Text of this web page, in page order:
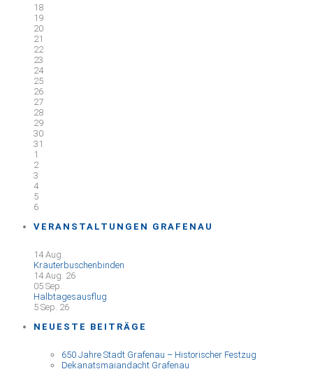
18
19
20
21
22
23
24
25
26
27
28
29
30
31
1
2
3
4
5
6
VERANSTALTUNGEN GRAFENAU
14 Aug.
Kräuterbuschenbinden
14 Aug. 26
05 Sep.
Halbtagesausflug
5 Sep. 26
NEUESTE BEITRÄGE
650 Jahre Stadt Grafenau – Historischer Festzug
Dekanatsmaiandacht Grafenau